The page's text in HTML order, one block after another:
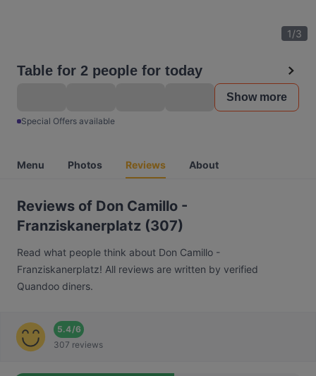
1/3
Table for 2 people for today
Show more
Special Offers available
Menu Photos Reviews About
Reviews of Don Camillo -
Franziskanerplatz (307)
Read what people think about Don Camillo -
Franziskanerplatz! All reviews are written by verified
Quandoo diners.
5.4/6
307 reviews